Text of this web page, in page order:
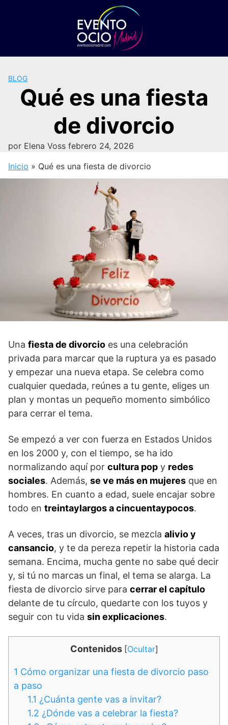
BLOG
Qué es una fiesta
de divorcio
por Elena Voss febrero 24, 2026
Inicio » Qué es una fiesta de divorcio
Una fiesta de divorcio es una celebración
privada para marcar que la ruptura ya es pasado
y empezar una nueva etapa. Se celebra como
cualquier quedada, reúnes a tu gente, eliges un
plan y montas un pequeño momento simbólico
para cerrar el tema.
Se empezó a ver con fuerza en Estados Unidos
en los 2000 y, con el tiempo, se ha ido
normalizando aquí por cultura pop y redes
sociales. Además, se ve más en mujeres que en
hombres. En cuanto a edad, suele encajar sobre
todo en treintaylargos a cincuentaypocos.
A veces, tras un divorcio, se mezcla alivio y
cansancio, y te da pereza repetir la historia cada
semana. Encima, mucha gente no sabe qué decir
y, si tú no marcas un final, el tema se alarga. La
fiesta de divorcio sirve para cerrar el capítulo
delante de tu círculo, quedarte con los tuyos y
seguir con tu vida sin explicaciones.
Contenidos [Ocultar]
1 Cómo organizar una fiesta de divorcio paso
a paso
1.1 ¿Cuánta gente vas a invitar?
1.2 ¿Dónde vas a celebrar la fiesta?